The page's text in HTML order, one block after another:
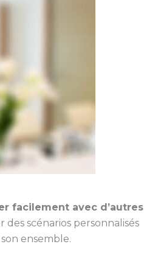
facilement avec d’autres
des scénarios personnalisés
ensemble.